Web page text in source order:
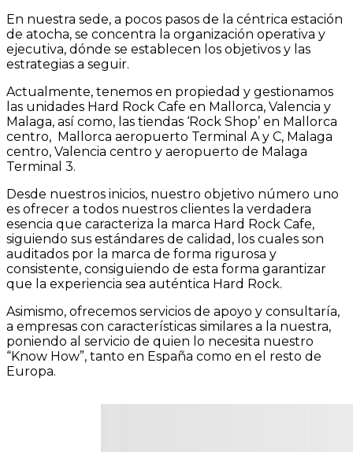
En nuestra sede, a pocos pasos de la céntrica estación
de atocha, se concentra la organización operativa y
ejecutiva, dónde se establecen los objetivos y las
estrategias a seguir.
Actualmente, tenemos en propiedad y gestionamos
las unidades Hard Rock Cafe en Mallorca, Valencia y
Malaga, así como, las tiendas ‘Rock Shop’ en Mallorca
centro, Mallorca aeropuerto Terminal A y C, Malaga
centro, Valencia centro y aeropuerto de Malaga
Terminal 3.
Desde nuestros inicios, nuestro objetivo número uno
es ofrecer a todos nuestros clientes la verdadera
esencia que caracteriza la marca Hard Rock Cafe,
siguiendo sus estándares de calidad, los cuales son
auditados por la marca de forma rigurosa y
consistente, consiguiendo de esta forma garantizar
que la experiencia sea auténtica Hard Rock.
Asimismo, ofrecemos servicios de apoyo y consultaría,
a empresas con características similares a la nuestra,
poniendo al servicio de quien lo necesita nuestro
“Know How”, tanto en España como en el resto de
Europa.